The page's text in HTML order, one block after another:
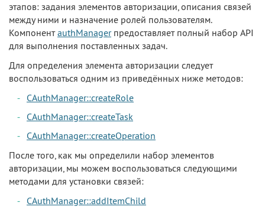
этапов: задания элементов авторизации, описания связей
между ними и назначение ролей пользователям.
КомпонентauthManagerпредоставляет полный набор API
для выполнения поставленных задач.
Для определения элемента авторизации следует
воспользоваться одним из приведённых ниже методов:
CAuthManager::createRole
CAuthManager::createTask
CAuthManager::createOperation
После того, как мы определили набор элементов
авторизации, мы можем воспользоваться следующими
методами для установки связей:
CAuthManager::addItemChild